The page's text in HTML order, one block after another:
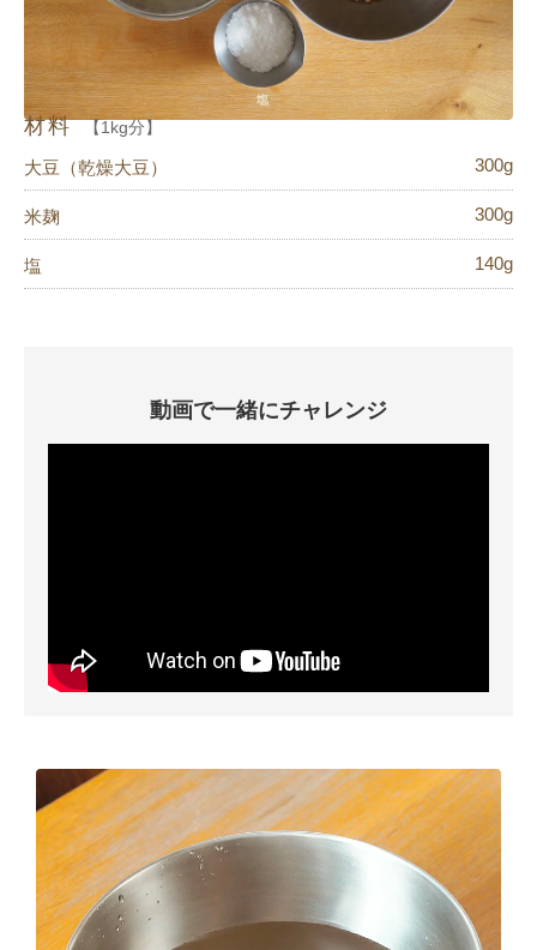
材料 【1kg分】
大豆（乾燥大豆） 300g
米麹 300g
塩 140g
動画で一緒にチャレンジ